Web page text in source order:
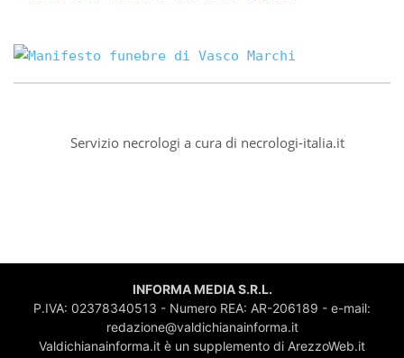
Servizio necrologi a cura di necrologi-italia.it
INFORMA MEDIA S.R.L.
P.IVA: 02378340513 - Numero REA: AR-206189 - e-mail:
redazione@valdichianainforma.it
Valdichianainforma.it è un supplemento di ArezzoWeb.it